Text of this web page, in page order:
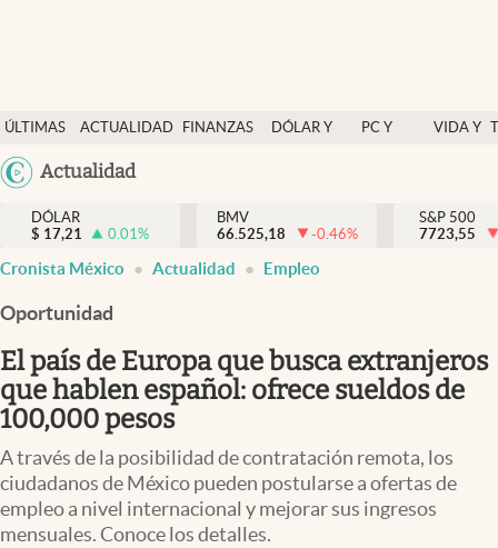
ÚLTIMAS
NOTICIAS
ACTUALIDAD
FINANZAS
DÓLAR Y
PC Y
VIDA Y
México
Actualidad
Actualidad
Finanzas y economía
Dólar y mercados
Pc y celular
Vida y estilo
Tv
Clima
DÓLAR
$ 17,21 0.01%
BMV
66.525,18
-0.46%
S&P 500
7723,55
Cronista México Actualidad Empleo
Oportunidad
El país de Europa que busca extranjeros
que hablen español: ofrece sueldos de
100,000 pesos
A través de la posibilidad de contratación remota, los
ciudadanos de México pueden postularse a ofertas de
empleo a nivel internacional y mejorar sus ingresos
mensuales. Conoce los detalles.